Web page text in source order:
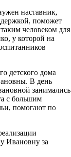
наставник,
поможет
человеком для
у которой на
детского дома
В день
занимались
с большим
помогают по
Ивановну за